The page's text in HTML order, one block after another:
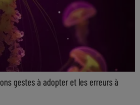
gestes à adopter et les erreurs à